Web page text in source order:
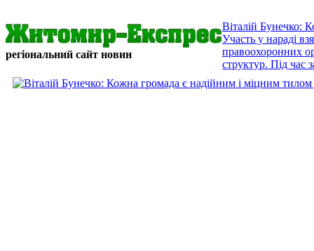
регіональний сайт новин
Віталій Бунечко:
Участь у нараді
правоохоронних
структур. Під час